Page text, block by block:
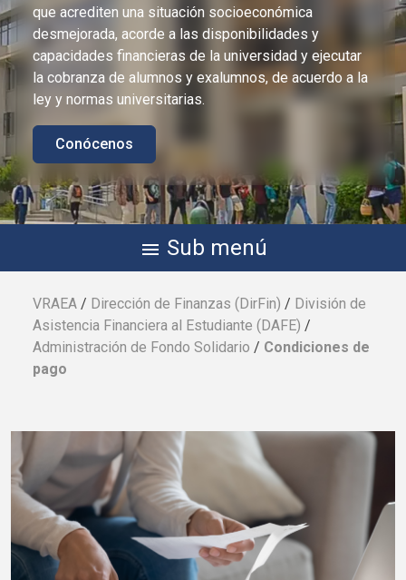
que acrediten una situación socioeconómica
desmejorada, acorde a las disponibilidades y
capacidades financieras de la universidad y ejecutar
la cobranza de alumnos y exalumnos, de acuerdo a la
ley y normas universitarias.
Conócenos
menu Sub menú
VRAEA / Dirección de Finanzas (DirFin) / División de
Asistencia Financiera al Estudiante (DAFE) /
Administración de Fondo Solidario / Condiciones de
pago